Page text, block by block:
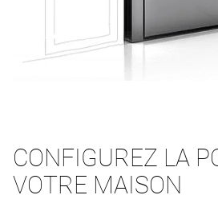
CONFIGUREZ LA
VOTRE MAISON